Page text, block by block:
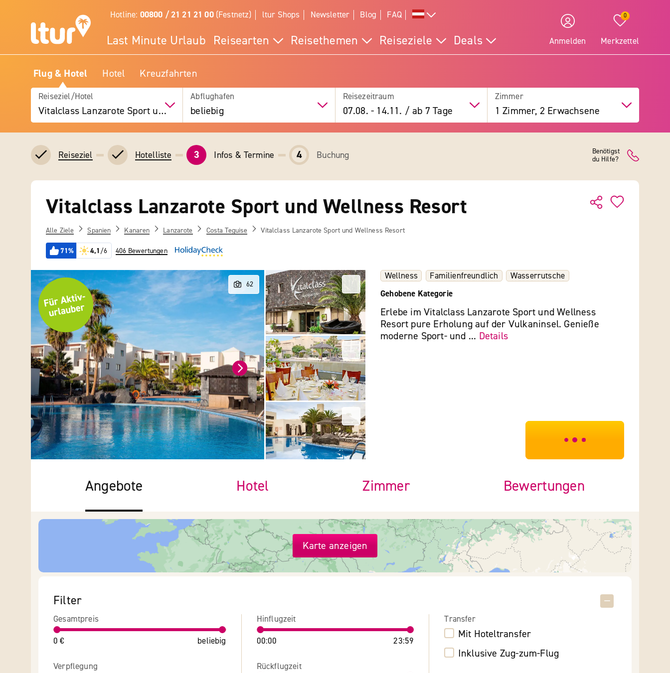
Hotline: 00800 / 21 21 21 00(Festnetz) ltur Shops Newsletter Blog FAQ
Last Minute Urlaub Reisearten Reisethemen Reiseziele Deals Anmelden
0
Merkzettel
Flug & Hotel Hotel Kreuzfahrten
Reiseziel/Hotel
Vitalclass Lanzarote Sport und Wellness Resort
Abflughafen
beliebig
Reisezeitraum
07.08. - 14.11. / ab 7 Tage
Zimmer
1 Zimmer, 2 Erwachsene
Reiseziel Hotelliste 3 Infos & Termine 4 Buchung
Benötigst
du Hilfe?
Vitalclass Lanzarote Sport und Wellness Resort
Alle Ziele Spanien Kanaren Lanzarote Costa Teguise Vitalclass Lanzarote Sport und Wellness Resort
71% 4,1 /6 406 Bewertungen
Wellness Familienfreundlich
Wasserrutsche
Gehobene Kategorie
Erlebe im Vitalclass Lanzarote Sport und Wellness
Resort pure Erholung auf der Vulkaninsel. Genieße
moderne Sport- und ... Details
***************
Angebote Hotel Zimmer Bewertungen
Karte anzeigen
Filter
Gesamtpreis
0 € beliebig
Verpflegung
Hinflugzeit
00:00 23:59
Rückflugzeit
Transfer
Mit Hoteltransfer
Inklusive Zug-zum-Flug